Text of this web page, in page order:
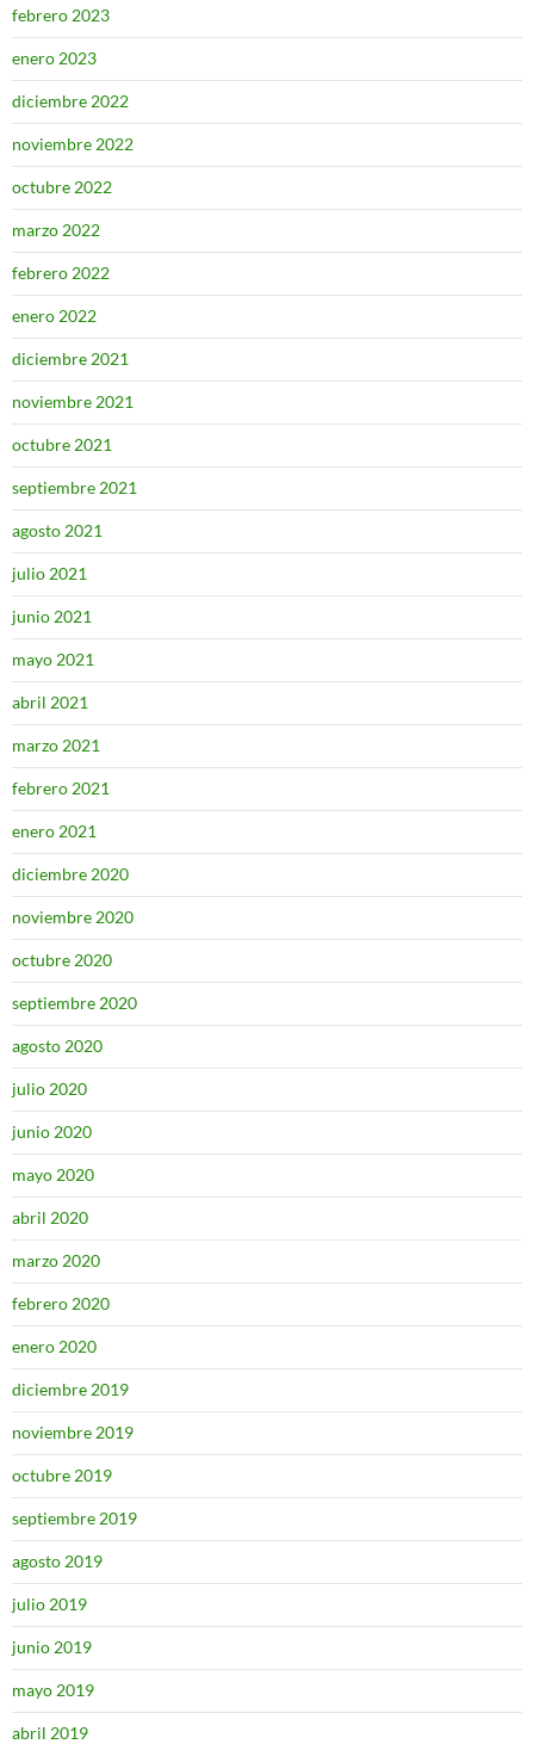
febrero 2023
enero 2023
diciembre 2022
noviembre 2022
octubre 2022
marzo 2022
febrero 2022
enero 2022
diciembre 2021
noviembre 2021
octubre 2021
septiembre 2021
agosto 2021
julio 2021
junio 2021
mayo 2021
abril 2021
marzo 2021
febrero 2021
enero 2021
diciembre 2020
noviembre 2020
octubre 2020
septiembre 2020
agosto 2020
julio 2020
junio 2020
mayo 2020
abril 2020
marzo 2020
febrero 2020
enero 2020
diciembre 2019
noviembre 2019
octubre 2019
septiembre 2019
agosto 2019
julio 2019
junio 2019
mayo 2019
abril 2019